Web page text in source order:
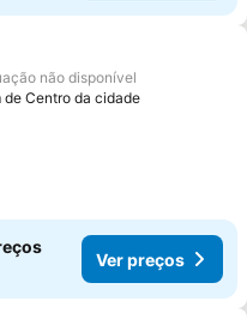
aos favoritos
não disponível
de Centro da cidade
Ver preços